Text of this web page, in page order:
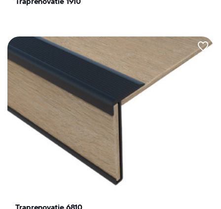
Traprenovatie 6810